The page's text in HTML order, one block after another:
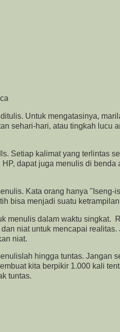
Untuk mengatasinya,
sehari-hari, atau tingkah lucu
Setiap kalimat yang terlintas
dapat juga menulis di benda
Kata orang hanya "Iseng-
bisa menjadi suatu
menulis dalam waktu singkat.
niat untuk mencapai realitas.
niat.
hingga tuntas. Jangan
kita berpikir 1.000 kali
tuntas.